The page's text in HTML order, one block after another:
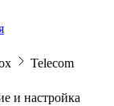
Telecom
и настройка